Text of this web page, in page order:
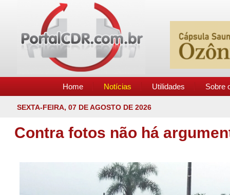
Home Notícias Utilidades Sobre
SEXTA-FEIRA, 07 DE AGOSTO DE 2026
Contra fotos não há